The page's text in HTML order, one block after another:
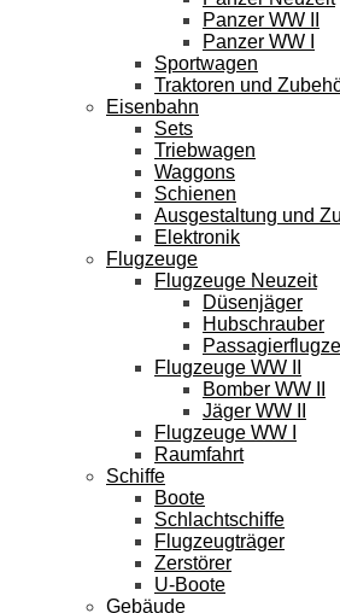
Panzer WW II
Panzer WW I
Sportwagen
Traktoren und
Eisenbahn
Sets
Triebwagen
Waggons
Schienen
Ausgestaltung und
Elektronik
Flugzeuge
Flugzeuge Neuzeit
Düsenjäger
Hubschrauber
Flugzeuge WW II
Bomber WW II
Jäger WW II
Flugzeuge WW I
Raumfahrt
Schiffe
Boote
Schlachtschiffe
Flugzeugträger
Zerstörer
U-Boote
Gebäude